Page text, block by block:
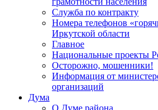
Служба по контракту
Номера телефонов
Иркутской области
Главное
Национальные проекты
Осторожно, мошенники!
Информация от
организаций
Дума
О Думе района